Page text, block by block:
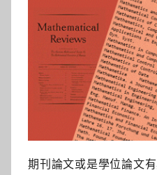
務
期刊論文或是學位論文